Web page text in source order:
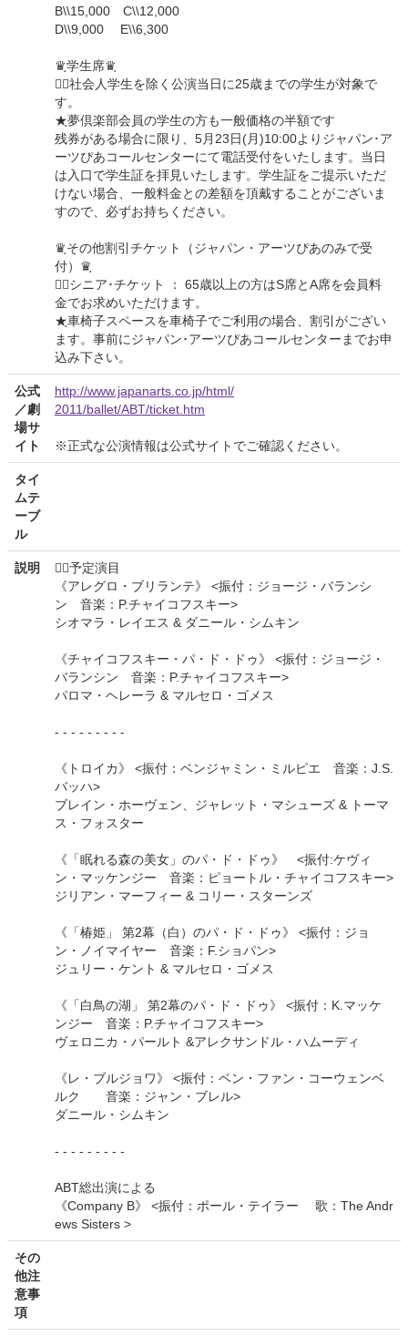
B\\15,000 C\\12,000
D\\9,000 E\\6,300
♛ฺ学生席♛ฺ
★ฺ社会人学生を除く公演当日に25歳までの学生が対象で
す。
★ฺ夢倶楽部会員の学生の方も一般価格の半額です
残券がある場合に限り、5月23日(月)10:00よりジャパン･ア
ーツぴあコールセンターにて電話受付をいたします。当日
は入口で学生証を拝見いたします。学生証をご提示いただ
けない場合、一般料金との差額を頂戴することがございま
すので、必ずお持ちください。
♛ฺその他割引チケット（ジャパン・アーツぴあのみで受
付）♛ฺ
★ฺシニア･チケット ： 65歳以上の方はS席とA席を会員料
金でお求めいただけます。
★ฺ車椅子スペースを車椅子でご利用の場合、割引がござい
ます。事前にジャパン･アーツぴあコールセンターまでお申
込み下さい。
公式
／劇
場サ
イト
http://www.japanarts.co.jp/html/
2011/ballet/ABT/ticket.htm
※正式な公演情報は公式サイトでご確認ください。
タイ
ムテ
ーブ
ル
説明
★ฺ予定演目
《アレグロ・ブリランテ》 <振付：ジョージ・バランシ
ン 音楽：P.チャイコフスキー>
シオマラ・レイエス & ダニール・シムキン
《チャイコフスキー・パ・ド・ドゥ》 <振付：ジョージ・
バランシン 音楽：P.チャイコフスキー>
パロマ・ヘレーラ & マルセロ・ゴメス
- - - - - - - - -
《トロイカ》 <振付：ベンジャミン・ミルピエ 音楽：J.S.
バッハ>
ブレイン・ホーヴェン、ジャレット・マシューズ & トーマ
ス・フォスター
《「眠れる森の美女」のパ・ド・ドゥ》 <振付:ケヴィ
ン・マッケンジー 音楽：ピョートル・チャイコフスキー>
ジリアン・マーフィー & コリー・スターンズ
《「椿姫」 第2幕（白）のパ・ド・ドゥ》 <振付：ジョ
ン・ノイマイヤー 音楽：F.ショパン>
ジュリー・ケント & マルセロ・ゴメス
《「白鳥の湖」 第2幕のパ・ド・ドゥ》 <振付：K.マッケ
ンジー 音楽：P.チャイコフスキー>
ヴェロニカ・パールト &アレクサンドル・ハムーディ
《レ・ブルジョワ》 <振付：ベン・ファン・コーウェンベ
ルク 音楽：ジャン・ブレル>
ダニール・シムキン
- - - - - - - - -
ABT総出演による
《Company B》 <振付：ポール・テイラー 歌：The Andr
ews Sisters >
その
他注
意事
項